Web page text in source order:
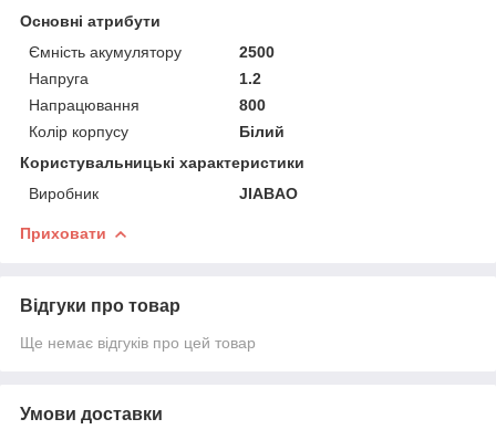
Основні атрибути
Ємність акумулятору
2500
Напруга
1.2
Напрацювання
800
Колір корпусу
Білий
Користувальницькі характеристики
Виробник
JIABAO
Приховати
Відгуки про товар
Ще немає відгуків про цей товар
Умови доставки